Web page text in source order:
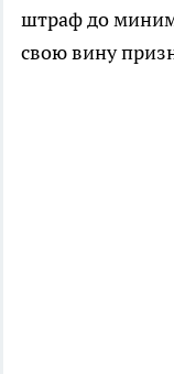
штраф до
свою вину